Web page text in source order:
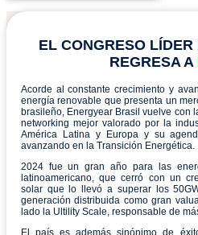
EL CONGRESO
REGRESA A
Acorde al constante crecimiento y
energía renovable que presenta un
brasileño, Energyear Brasil vuelve con
networking mejor valorado por la
América Latina y Europa y su
avanzando en la Transición Energética.
2024 fue un gran año para las
latinoamericano, que cerró con un
solar que lo llevó a superar los
generación distribuida como gran
lado la Ultility Scale, responsable de
El país es además sinónimo de